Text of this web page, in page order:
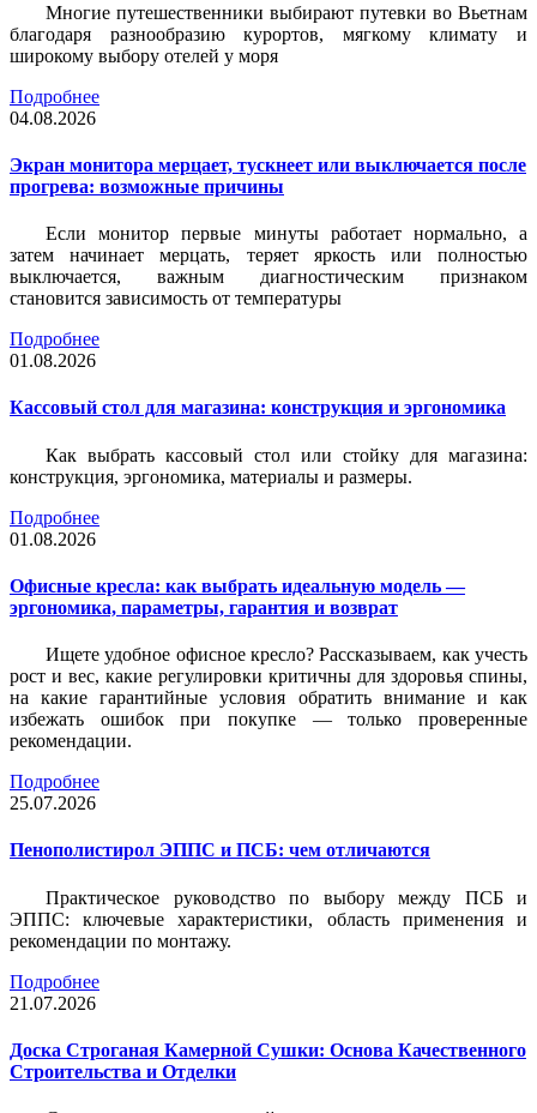
Многие путешественники выбирают путевки во Вьетнам
благодаря разнообразию курортов, мягкому климату и
широкому выбору отелей у моря
Подробнее
04.08.2026
Экран монитора мерцает, тускнеет или выключается после
прогрева: возможные причины
Если монитор первые минуты работает нормально, а
затем начинает мерцать, теряет яркость или полностью
выключается, важным диагностическим признаком
становится зависимость от температуры
Подробнее
01.08.2026
Кассовый стол для магазина: конструкция и эргономика
Как выбрать кассовый стол или стойку для магазина:
конструкция, эргономика, материалы и размеры.
Подробнее
01.08.2026
Офисные кресла: как выбрать идеальную модель —
эргономика, параметры, гарантия и возврат
Ищете удобное офисное кресло? Рассказываем, как учесть
рост и вес, какие регулировки критичны для здоровья спины,
на какие гарантийные условия обратить внимание и как
избежать ошибок при покупке — только проверенные
рекомендации.
Подробнее
25.07.2026
Пенополистирол ЭППС и ПСБ: чем отличаются
Практическое руководство по выбору между ПСБ и
ЭППС: ключевые характеристики, область применения и
рекомендации по монтажу.
Подробнее
21.07.2026
Доска Строганая Камерной Сушки: Основа Качественного
Строительства и Отделки